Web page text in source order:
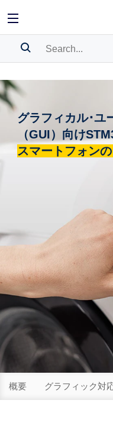
BOOKMARK
Pleaselog into show
グラフィカル･ユ
（GUI）向け
スマートフォン
概要 グラフィック対